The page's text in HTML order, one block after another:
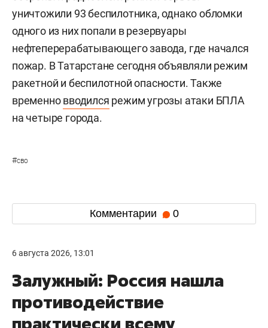
уничтожили 93 беспилотника, однако обломки
одного из них попали в резервуары
нефтеперерабатывающего завода, где начался
пожар. В Татарстане сегодня объявляли режим
ракетной и беспилотной опасности. Также
временновводился режим угрозы атаки БПЛА
на четыре города.
#сво
Комментарии 0
6 августа 2026, 13:01
Залужный: Россия нашла
противодействие
практически всему